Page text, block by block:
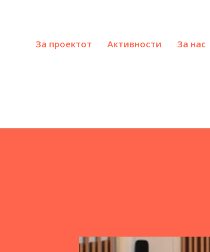
За проектот Активности За нас